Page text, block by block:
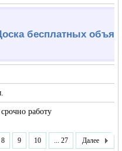
бесплатных
работу
8 9 10 ... 27
Далее